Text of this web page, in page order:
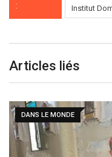
:
Institut
Articles liés
DANS LE MONDE